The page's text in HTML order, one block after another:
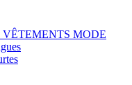
MODE